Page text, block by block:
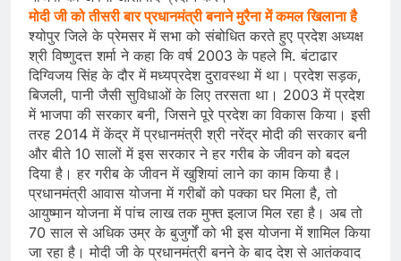
मोदी जी को तीसरी बार प्रधानमंत्री बनाने मुरैना में कमल खिलाना है
श्योपुर जिले के प्रेमसर में सभा को संबोधित करते हुए प्रदेश अध्यक्ष
श्री विष्णुदत्त शर्मा ने कहा कि वर्ष 2003 के पहले मि. बंटाढार
दिग्विजय सिंह के दौर में मध्यप्रदेश दुरावस्था में था। प्रदेश सड़क,
बिजली, पानी जैसी सुविधाओं के लिए तरसता था। 2003 में प्रदेश
में भाजपा की सरकार बनी, जिसने पूरे प्रदेश का विकास किया। इसी
तरह 2014 में केंद्र में प्रधानमंत्री श्री नरेंद्र मोदी की सरकार बनी
और बीते 10 सालों में इस सरकार ने हर गरीब के जीवन को बदल
दिया है। हर गरीब के जीवन में खुशियां लाने का काम किया है।
प्रधानमंत्री आवास योजना में गरीबों को पक्का घर मिला है, तो
आयुष्मान योजना में पांच लाख तक मुफ्त इलाज मिल रहा है। अब तो
70 साल से अधिक उम्र के बुजुर्गों को भी इस योजना में शामिल किया
जा रहा है। मोदी जी के प्रधानमंत्री बनने के बाद देश से आतंकवाद